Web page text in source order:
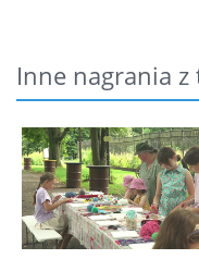
Inne nagrania z